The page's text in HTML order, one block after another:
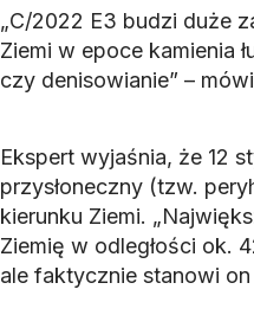
„C/2022 E3 budzi duże
Ziemi w epoce kamienia
czy denisowianie” –
Ekspert wyjaśnia, że 12
przysłoneczny (tzw.
kierunku Ziemi.
Ziemię w odległości ok.
ale faktycznie stanowi on